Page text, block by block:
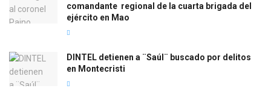
comandante regional de la cuarta brigada del
ejército en Mao
DINTEL detienen a ¨Saúl¨ buscado por delitos
en Montecristi